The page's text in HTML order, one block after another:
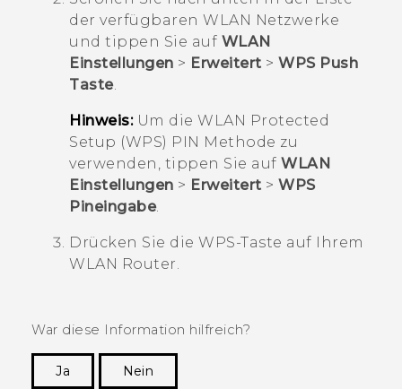
der verfügbaren WLAN Netzwerke
und tippen Sie auf WLAN
Einstellungen > Erweitert > WPS Push
Taste.
Hinweis:Um die WLAN Protected
Setup (WPS) PIN Methode zu
verwenden, tippen Sie auf WLAN
Einstellungen > Erweitert > WPS
Pineingabe.
Drücken Sie die WPS-Taste auf Ihrem
WLAN Router.
War diese Information hilfreich?
Ja
Nein